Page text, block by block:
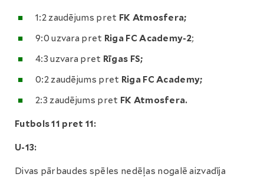
1:2 zaudējums pret FK Atmosfera;
9:0 uzvara pret Riga FC Academy-2;
4:3 uzvara pret Rīgas FS;
0:2 zaudējums pret Riga FC Academy;
2:3 zaudējums pret FK Atmosfera.
Futbols 11 pret 11:
U-13:
Divas pārbaudes spēles nedēļas nogalē aizvadīja